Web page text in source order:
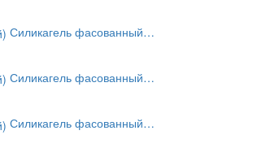
Силикагель фасованный…
Силикагель фасованный…
Силикагель фасованный…